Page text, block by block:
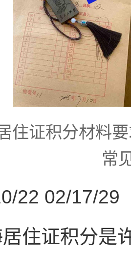
住证积分材料
常
22 02/17/29
住证积分是